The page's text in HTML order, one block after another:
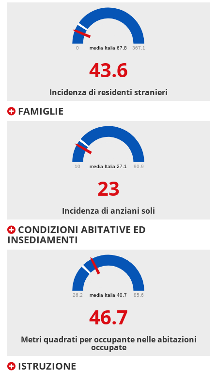
media Italia 67.8
0 367.1
43.6
Incidenza di residenti stranieri
FAMIGLIE
media Italia 27.1
10 90.9
23
Incidenza di anziani soli
CONDIZIONI ABITATIVE ED
INSEDIAMENTI
media Italia 40.7
26.2 85.6
46.7
Metri quadrati per occupante nelle abitazioni
occupate
ISTRUZIONE